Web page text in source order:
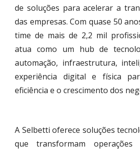
de soluções para acelerar a
das empresas. Com quase 50
time de mais de 2,2 mil
atua como um hub de
automação, infraestrutura,
experiência digital e física
eficiência e o crescimento dos
A Selbetti oferece soluções
que transformam